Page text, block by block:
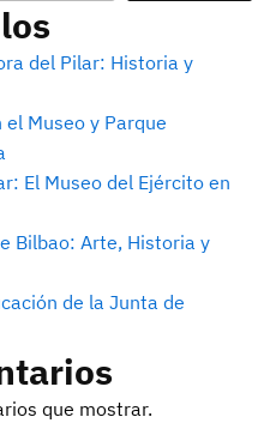
del Pilar: Historia y
Museo y Parque
El Museo del Ejército en
Bilbao: Arte, Historia y
de la Junta de
que mostrar.